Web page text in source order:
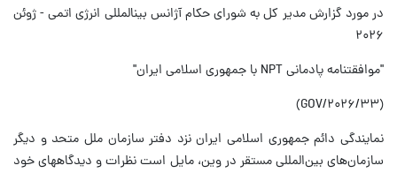
در مورد گزارش مدیر کل به شورای حکام آژانس بینالمللی انرژی اتمی - ژوئن
۲۰۲۶
"موافقتنامه پادمانی NPT با جمهوری اسلامی ایران"
(GOV/۲۰۲۶/۳۳)
نمایندگی دائم جمهوری اسلامی ایران نزد دفتر سازمان ملل متحد و دیگر
سازمان‌های بین‌المللی مستقر در وین، مایل است نظرات و دیدگاههای خود